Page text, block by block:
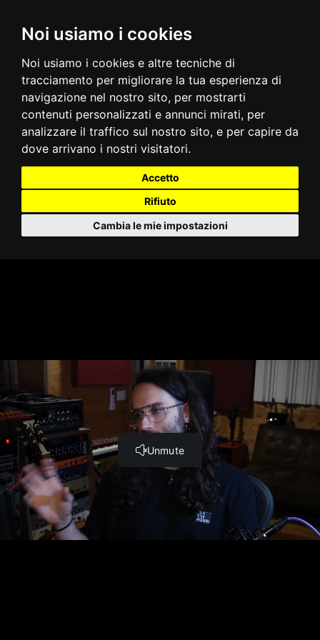
Noi usiamo i cookies
Noi usiamo i cookies e altre tecniche di
tracciamento per migliorare la tua esperienza di
navigazione nel nostro sito, per mostrarti
contenuti personalizzati e annunci mirati, per
analizzare il traffico sul nostro sito, e per capire da
dove arrivano i nostri visitatori.
Accetto
Rifiuto
Cambia le mie impostazioni
ARRANGIARE E PRODURRE
UN BRANO POP (Logic Pro X)
ARRANGIARE E PRODURRE UN BRANO POP
Idea di partenza, Bozza e Prodotto Finito (5:04)
Scrittura, Scelte e Riferimenti della Produzione (12:20)
Scrittura e Produzione della Drum (17:34)